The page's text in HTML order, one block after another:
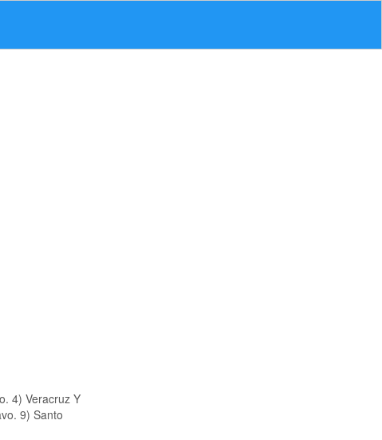
4) Veracruz Y
9) Santo